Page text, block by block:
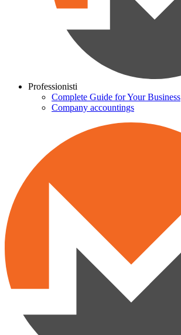
Professionisti
Complete Guide for Your Business
Company accountings